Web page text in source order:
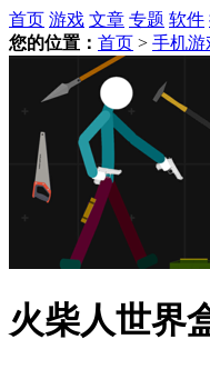
首页 游戏 文章 专题 软件
您的位置： 首页 > 手机游
火柴人世界